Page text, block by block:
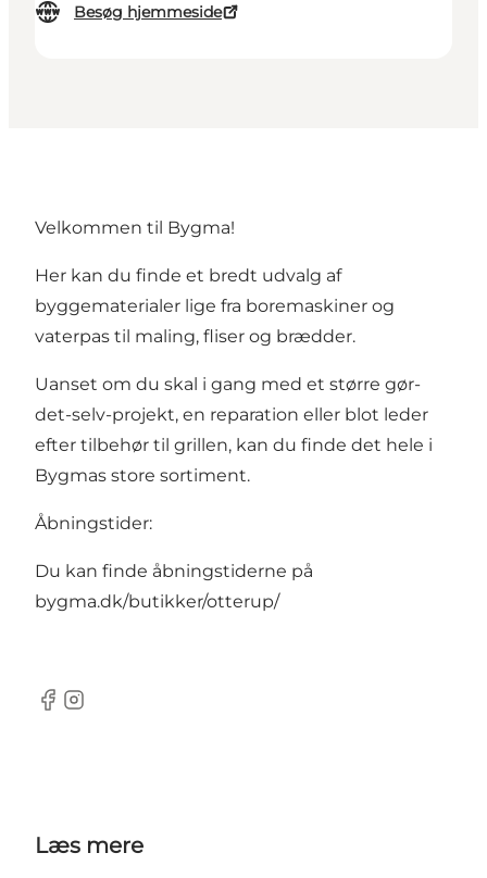
Besøg hjemmeside
Velkommen til Bygma!
Her kan du finde et bredt udvalg af
byggematerialer lige fra boremaskiner og
vaterpas til maling, fliser og brædder.
Uanset om du skal i gang med et større gør-
det-selv-projekt, en reparation eller blot leder
efter tilbehør til grillen, kan du finde det hele i
Bygmas store sortiment.
Åbningstider:
Du kan finde åbningstiderne på
bygma.dk/butikker/otterup/
Facebook
Instagram
Læs mere